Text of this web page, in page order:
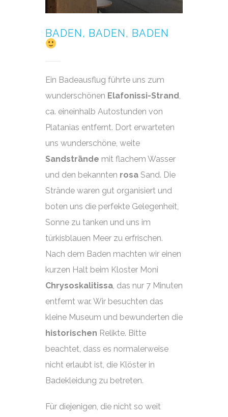
BADEN, BADEN, BADEN
Ein Badeausflug führte uns zum
wunderschönen Elafonissi-Strand,
ca. eineinhalb Autostunden von
Platanias entfernt. Dort erwarteten
uns wunderschöne, weite
Sandstrände mit flachem Wasser
und den bekannten rosa Sand. Die
Strände waren gut organisiert und
boten uns die perfekte Gelegenheit,
Sonne zu tanken und uns im
türkisblauen Meer zu erfrischen.
Nach dem Baden machten wir einen
kurzen Halt beim Kloster Moni
Chrysoskalitissa, das nur 7 Minuten
entfernt war. Wir besuchten das
kleine Museum und bewunderten die
historischen Relikte. Bitte
beachtet, dass es normalerweise
nicht erlaubt ist, die Klöster in
Badekleidung zu betreten.
Für diejenigen, die nicht so weit